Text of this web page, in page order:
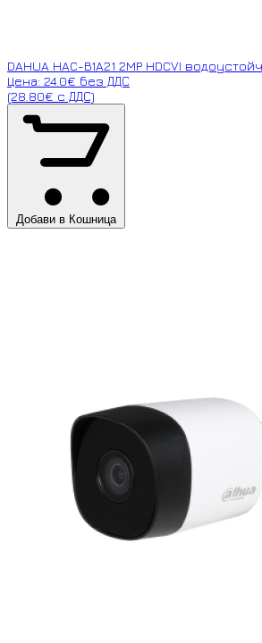
DAHUA HAC-B1A21 2MP HDCVI
Цена: 24.0€ без ДДС
(28.80€ с ДДС)
Добави в Кошница